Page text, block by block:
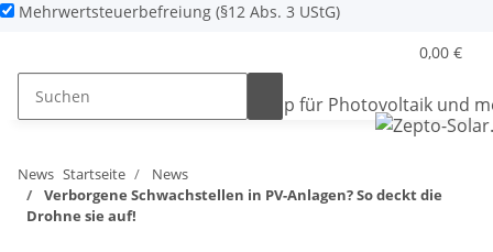
Mehrwertsteuerbefreiung (§12 Abs. 3 UStG)
0,00 €
News Startseite
News
Verborgene Schwachstellen in PV-Anlagen? So deckt die
Drohne sie auf!